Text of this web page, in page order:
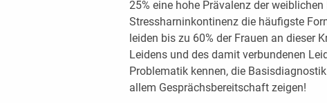
25% eine hohe Prävalenz der
Stressharninkontinenz die häufigste
leiden bis zu 60% der Frauen an dieser
Leidens und des damit verbundenen
Problematik kennen, die
allem Gesprächsbereitschaft zeigen!